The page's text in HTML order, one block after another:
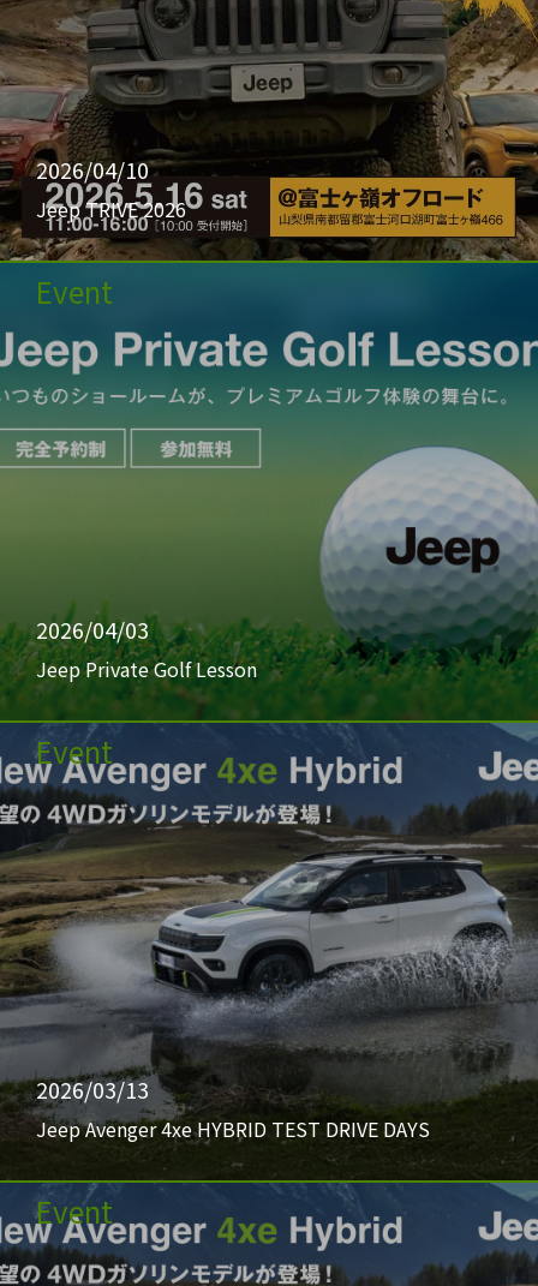
2026/04/10
Jeep TRIVE 2026
Event
2026/04/03
Jeep Private Golf Lesson
Event
2026/03/13
Jeep Avenger 4xe HYBRID TEST DRIVE DAYS
Event